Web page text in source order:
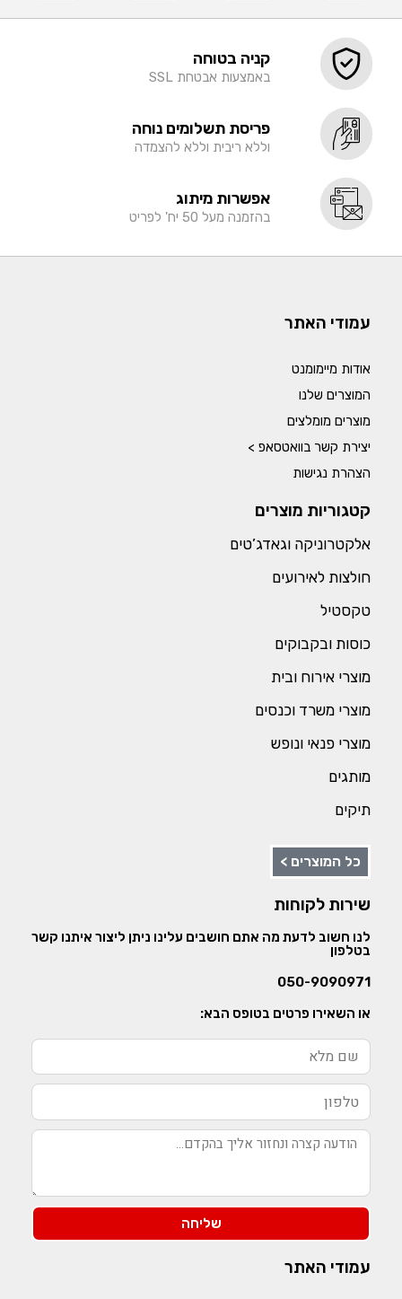
קניה בטוחה
באמצעות אבטחת SSL
פריסת תשלומים נוחה
וללא ריבית וללא להצמדה
אפשרות מיתוג
בהזמנה מעל 50 יח' לפריט
עמודי האתר
אודות מיימומנט
המוצרים שלנו
מוצרים מומלצים
יצירת קשר בוואטסאפ >
הצהרת נגישות
קטגוריות מוצרים
אלקטרוניקה וגאדג’טים
חולצות לאירועים
טקסטיל
כוסות ובקבוקים
מוצרי אירוח ובית
מוצרי משרד וכנסים
מוצרי פנאי ונופש
מותגים
תיקים
כל המוצרים >
שירות לקוחות
לנו חשוב לדעת מה אתם חושבים עלינו ניתן ליצור איתנו קשר
בטלפון
050-9090971
או השאירו פרטים בטופס הבא:
שליחה
עמודי האתר